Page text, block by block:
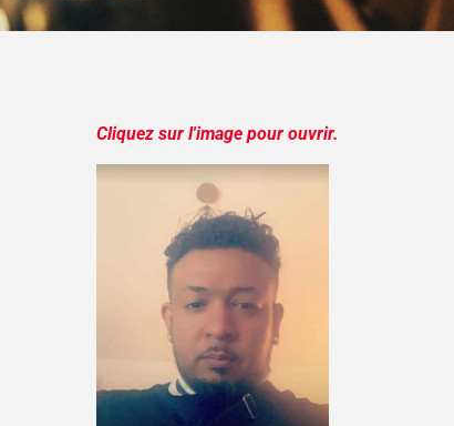
Cliquez sur l'image pour ouvrir.